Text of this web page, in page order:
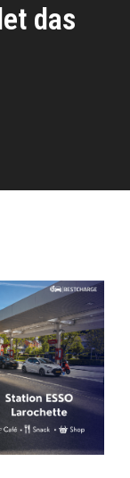
das